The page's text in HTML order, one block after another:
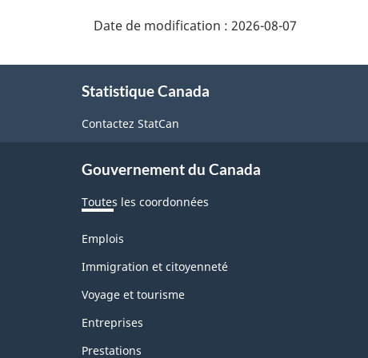
Date de modification : 2026-08-07
Statistique Canada
Contactez StatCan
Gouvernement du Canada
Toutes les coordonnées
Thèmes
sujets
Emplois
Immigration et citoyenneté
Voyage et tourisme
Entreprises
Prestations